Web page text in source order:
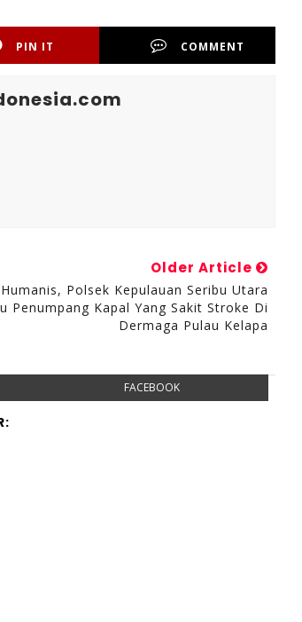
PIN IT COMMENT
Older Article
Polsek Kepulauan Seribu Utara
Penumpang Kapal Yang Sakit Stroke Di
Dermaga Pulau Kelapa
FACEBOOK